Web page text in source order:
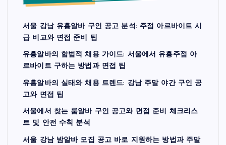
서울 강남 유흥알바 구인 공고 분석: 주점 아르바이트 시
급 비교와 면접 준비 팁
유흥알바의 합법적 채용 가이드: 서울에서 유흥주점 아
르바이트 구하는 방법과 면접 팁
유흥알바의 실태와 채용 트렌드: 강남 주말 야간 구인 공
고와 면접 팁
서울에서 찾는 룸알바 구인 공고와 면접 준비 체크리스
트 및 안전 수칙 분석
서울 강남 밤알바 모집 공고 바로 지원하는 방법과 주말